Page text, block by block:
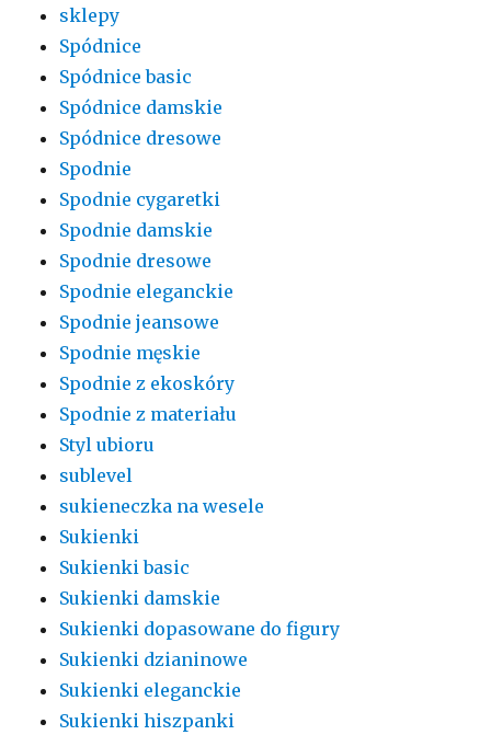
sklepy
Spódnice
Spódnice basic
Spódnice damskie
Spódnice dresowe
Spodnie
Spodnie cygaretki
Spodnie damskie
Spodnie dresowe
Spodnie eleganckie
Spodnie jeansowe
Spodnie męskie
Spodnie z ekoskóry
Spodnie z materiału
Styl ubioru
sublevel
sukieneczka na wesele
Sukienki
Sukienki basic
Sukienki damskie
Sukienki dopasowane do figury
Sukienki dzianinowe
Sukienki eleganckie
Sukienki hiszpanki